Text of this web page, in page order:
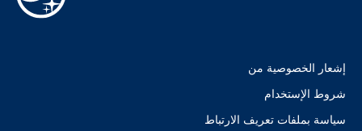
إشعار الخصوصية من
شروط الإستخدام
سياسة بملفات تعريف الارتباط